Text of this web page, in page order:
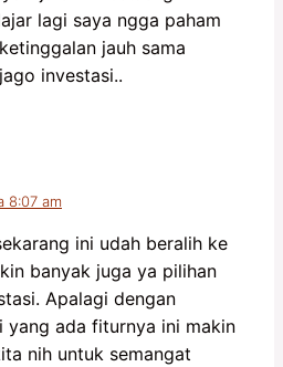
lagi saya ngga paham
jauh sama
investasi..
8:07 am
ini udah beralih ke
banyak juga ya pilihan
Apalagi dengan
yang ada fiturnya ini makin
nih untuk semangat